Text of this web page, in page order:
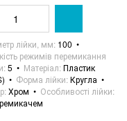
лійки, мм 100
режимів перемикання
5 Матеріал Пластик
Форма лійки Кругла
Хром
Особливості лійки